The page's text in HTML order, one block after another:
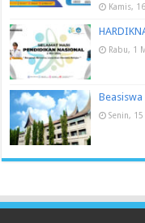
Kamis,
Rabu, 1
Beasiswa
Senin,